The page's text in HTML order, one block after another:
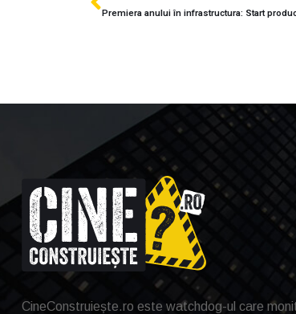
Premiera anului în infrastructura: Start
CineConstruiește.ro este watchdog-ul care